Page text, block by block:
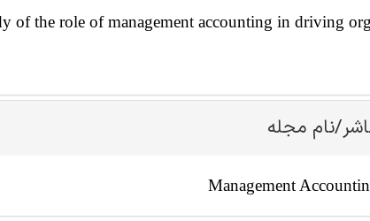
of the role of management accounting in driving
نام مجله
Management